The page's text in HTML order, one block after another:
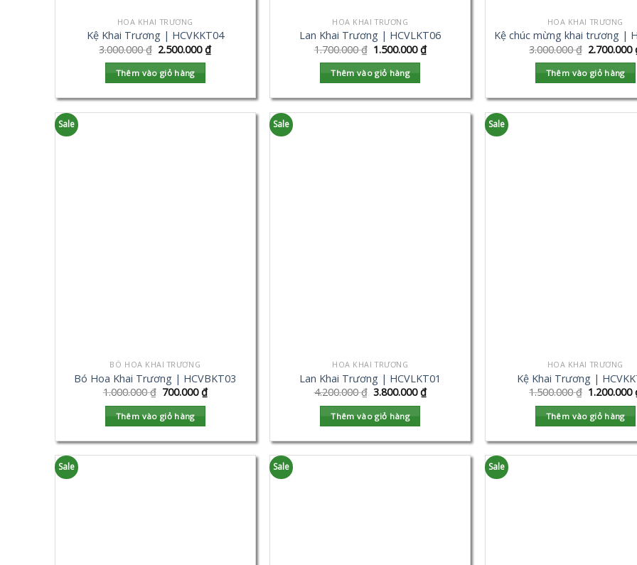
HOA KHAI TRƯƠNG
Kệ Khai Trương | HCVKKT04
3.000.000₫ 2.500.000₫
Thêm vào giỏ hàng
HOA KHAI TRƯƠNG
Lan Khai Trương | HCVLKT06
1.700.000₫ 1.500.000₫
Thêm vào giỏ hàng
HOA KHAI TRƯƠNG
Kệ chúc mừng khai trương |
3.000.000₫ 2.700.000
Thêm vào giỏ hàng
Sale
BÓ HOA KHAI TRƯƠNG
Bó Hoa Khai Trương | HCVBKT03
1.000.000₫ 700.000₫
Thêm vào giỏ hàng
Sale
HOA KHAI TRƯƠNG
Lan Khai Trương | HCVLKT01
4.200.000₫ 3.800.000₫
Thêm vào giỏ hàng
Sale
HOA KHAI TRƯƠNG
Kệ Khai Trương |
1.500.000₫ 1.200.000
Thêm vào giỏ hàng
Sale Sale Sale